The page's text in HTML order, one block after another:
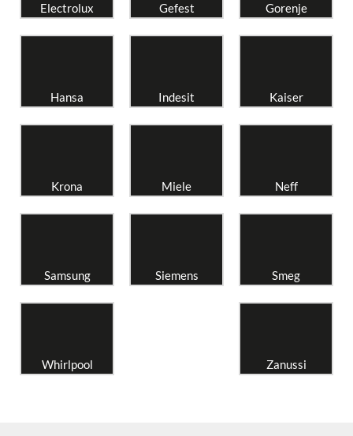
Electrolux Gefest Gorenje
Hansa Indesit Kaiser
Krona Miele Neff
Samsung Siemens Smeg
Whirlpool Zanussi